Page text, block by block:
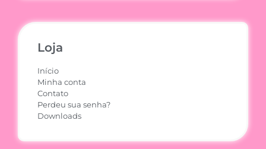
Loja
Início
Minha conta
Contato
Perdeu sua senha?
Downloads